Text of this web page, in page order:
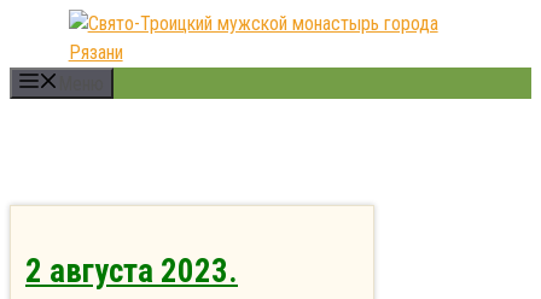
Перейти
содержимому
2 августа 2023.